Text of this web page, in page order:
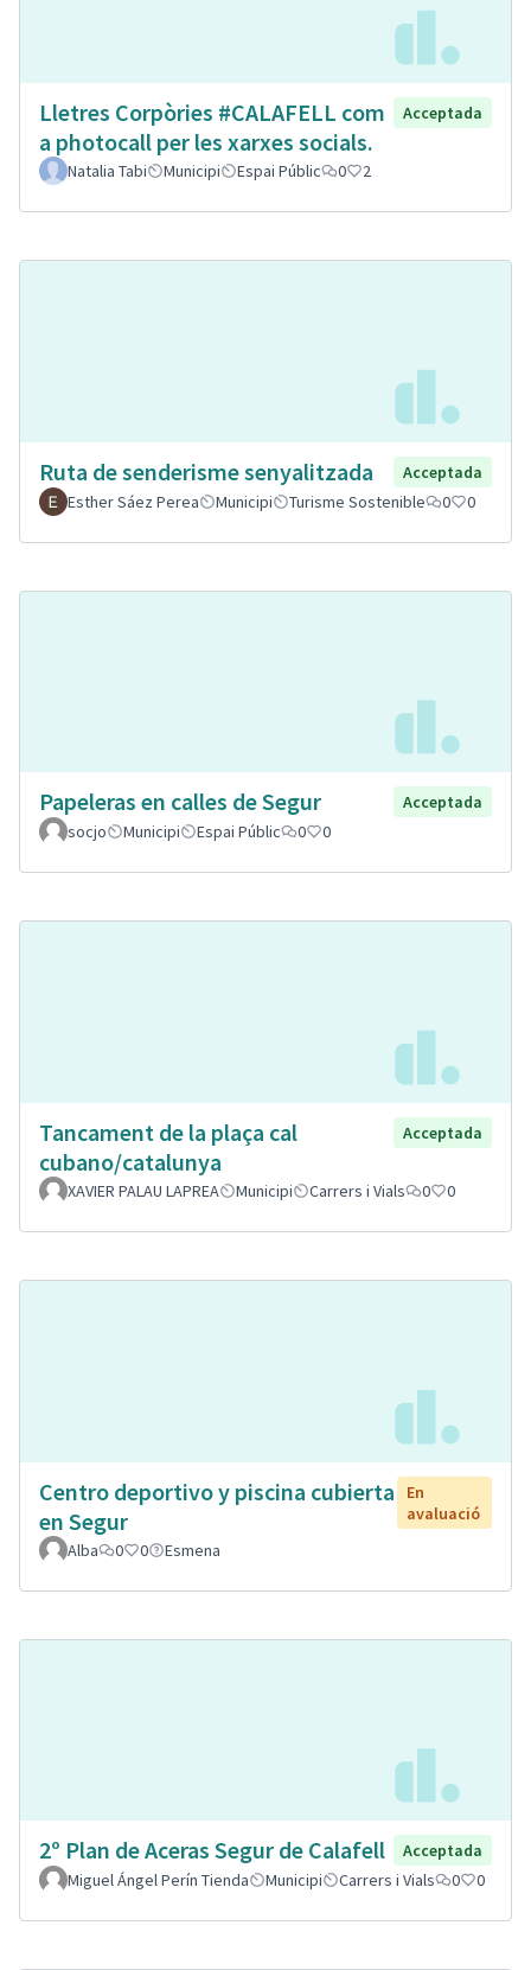
Lletres Corpòries #CALAFELL com
a photocall per les xarxes socials.
Acceptada
Natalia Tabi Municipi Espai Públic 0 2
Ruta de senderisme senyalitzada
Acceptada
Esther Sáez Perea
Municipi Turisme Sostenible 0 0
Papeleras en calles de Segur
Acceptada
socjo
Municipi Espai Públic 0 0
Tancament de la plaça cal
cubano/catalunya
Acceptada
XAVIER PALAU LAPREA Municipi Carrers i Vials 0 0
Centro deportivo y piscina cubierta
en Segur
En
avaluació
Alba
0 0 Esmena
2º Plan de Aceras Segur de Calafell
Acceptada
Miguel Ángel Perín Tienda
Municipi Carrers i Vials 0 0